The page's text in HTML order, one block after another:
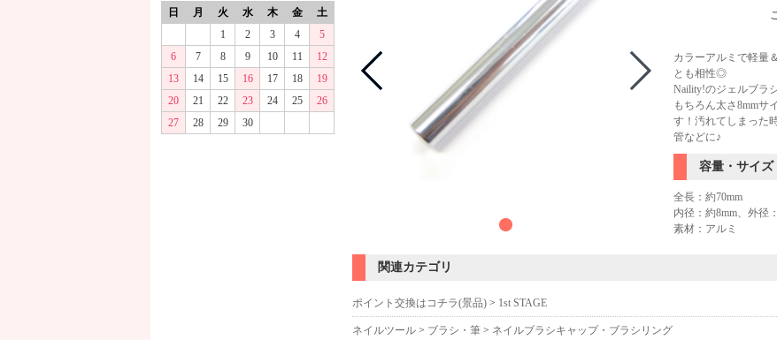
日
月 火 水 木 金
土
1
2 3 4
5
6
7 8 9 10 11
12
13
14 15 16 17 18
19
20
21 22 23 24 25
26
27
28 29 30
カラーアルミで軽量
とも相性◎
Naility!のジェルブラ
もちろん太さ8mmサ
す！汚れてしまった
管などに♪
容量・サイズ
全長：約70mm
内径：約8mm、外径
素材：アルミ
関連カテゴリ
ポイント交換はコチラ(景品) > 1st STAGE
ネイルツール > ブラシ・筆 > ネイルブラシキャップ・ブラシリング